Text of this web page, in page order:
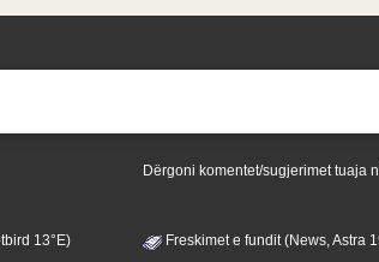
Dërgoni komentet/sugjerimet tuaja
13°E) Freskimet e fundit (News, Astra